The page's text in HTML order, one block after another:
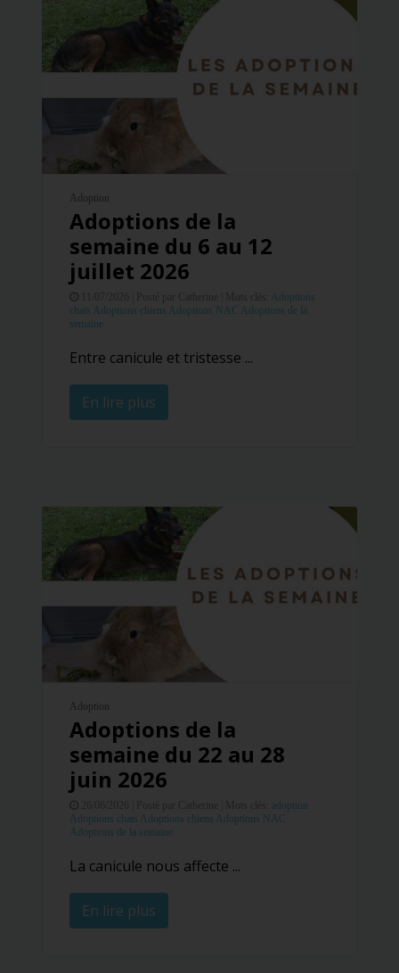
Adoption
Adoptions de la
semaine du 6 au 12
juillet 2026
Posté par Catherine | Mots clés:
Adoptions
chats Adoptions chiens Adoptions NAC Adoptions de la
semaine
Entre canicule et tristesse ...
En lire plus
Adoption
Adoptions de la
semaine du 22 au 28
juin 2026
Posté par Catherine | Mots clés: adoption
Adoptions chats Adoptions chiens Adoptions NAC
Adoptions de la semaine
La canicule nous affecte ...
En lire plus